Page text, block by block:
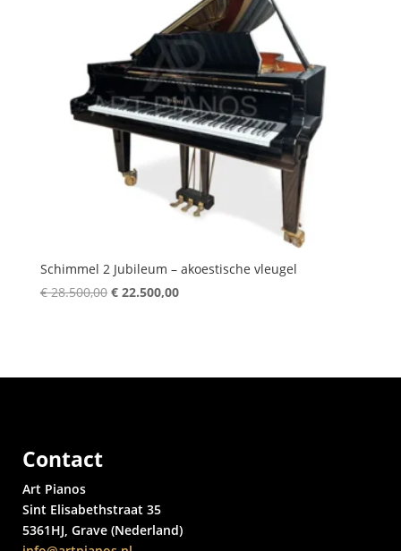
Schimmel 2 Jubileum – akoestische vleugel
€28.500,00 Oorspronkelijke
€22.500,00Huidige
Contact
Art Pianos
Sint Elisabethstraat 35
5361HJ, Grave (Nederland)